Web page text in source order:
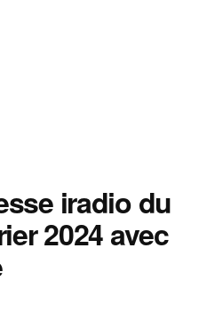
iradio du
2024 avec